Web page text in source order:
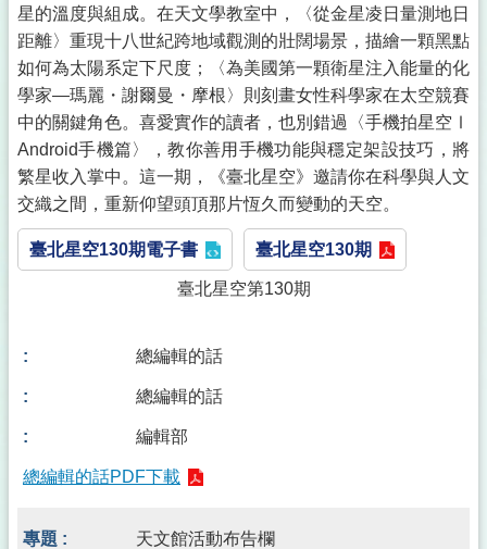
星的溫度與組成。在天文學教室中，〈從金星凌日量測地日
距離〉重現十八世紀跨地域觀測的壯闊場景，描繪一顆黑點
如何為太陽系定下尺度；〈為美國第一顆衛星注入能量的化
學家—瑪麗・謝爾曼・摩根〉則刻畫女性科學家在太空競賽
中的關鍵角色。喜愛實作的讀者，也別錯過〈手機拍星空Ⅰ
Android手機篇〉，教你善用手機功能與穩定架設技巧，將
繁星收入掌中。這一期，《臺北星空》邀請你在科學與人文
交織之間，重新仰望頭頂那片恆久而變動的天空。
臺北星空130期電子書 臺北星空130期
臺北星空第130期
總編輯的話
總編輯的話
編輯部
總編輯的話PDF下載
天文館活動布告欄